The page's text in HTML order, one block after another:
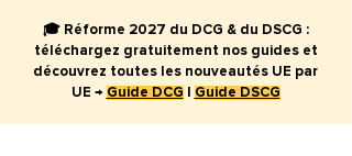
🎓 Réforme 2027 du DCG & du DSCG :
téléchargez gratuitement nos guides et
découvrez toutes les nouveautés UE par
UE → Guide DCG Guide DSCG